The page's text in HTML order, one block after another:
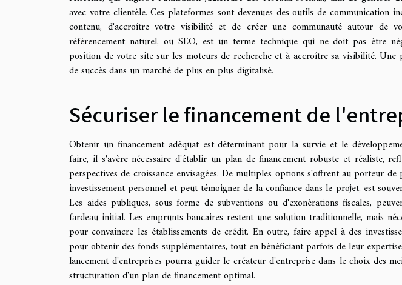
avec votre clientèle. Ces plateformes sont devenues des outils de communication
contenu, d'accroître votre visibilité et de créer une communauté autour de
référencement naturel, ou SEO, est un terme technique qui ne doit pas être
position de votre site sur les moteurs de recherche et à accroître sa visibilité. Une
de succès dans un marché de plus en plus digitalisé.
Sécuriser le financement de
Obtenir un financement adéquat est déterminant pour la survie et le
faire, il s'avère nécessaire d'établir un plan de financement robuste et réaliste,
perspectives de croissance envisagées. De multiples options s'offrent au porteur
investissement personnel et peut témoigner de la confiance dans le projet, est
Les aides publiques, sous forme de subventions ou d'exonérations fiscales,
fardeau initial. Les emprunts bancaires restent une solution traditionnelle, mais
pour convaincre les établissements de crédit. En outre, faire appel à des
pour obtenir des fonds supplémentaires, tout en bénéficiant parfois de leur
lancement d'entreprises pourra guider le créateur d'entreprise dans le choix des
structuration d'un plan de financement optimal.